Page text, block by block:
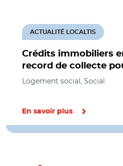
Crédits immobiliers
record de collecte
ACTUALITÉ LOCALTIS
Logement social, Social
En savoir plus